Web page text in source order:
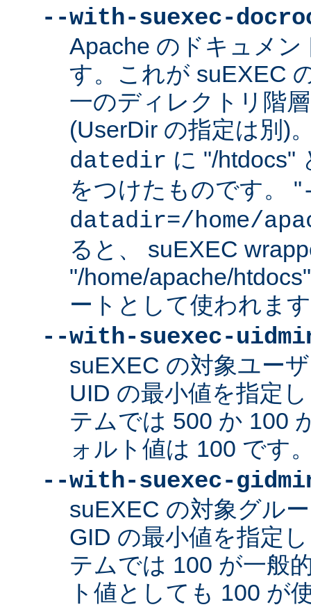
--with-suexec-
Apache のドキュメ
す。これが suEXEC
一のディレクトリ階
(UserDir の指定は別)
datedir に "/htdocs"
をつけたものです。 "
datadir=/home/
ると、 suEXEC
"/home/apache/
ートとして使われま
--with-suexec-
suEXEC の対象ユー
UID の最小値を指定
テムでは 500 か 100
ォルト値は 100 です
--with-suexec-
suEXEC の対象グル
GID の最小値を指定
テムでは 100 が一般
ト値としても 100 が